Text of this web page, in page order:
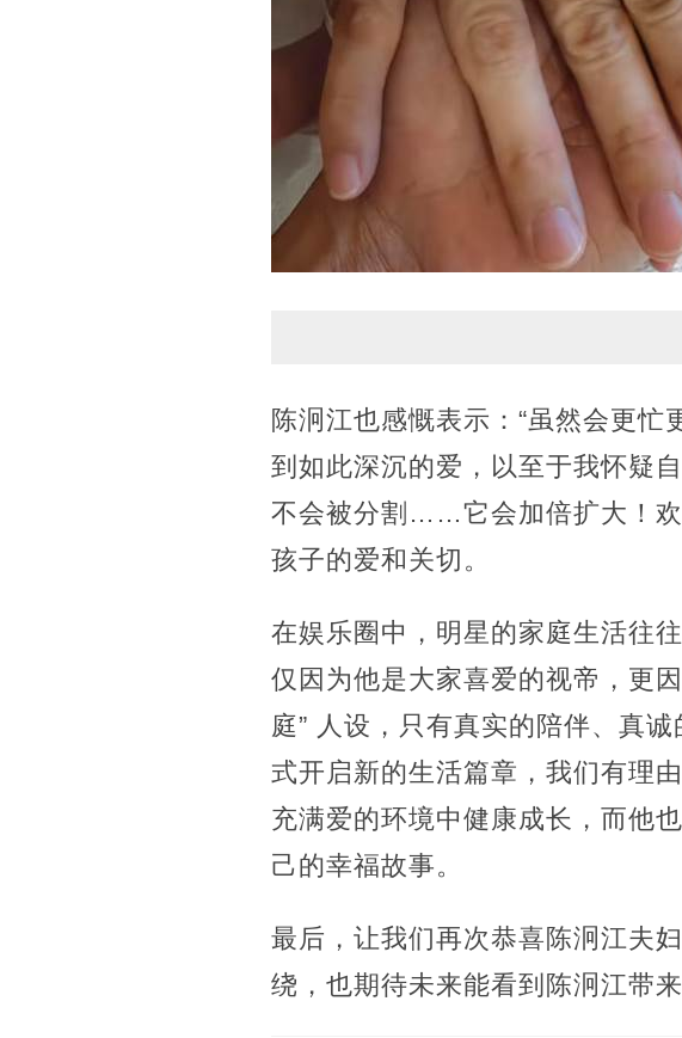
陈泂江也感慨表示：“虽然会更
到如此深沉的爱，以至于我怀疑
不会被分割……它会加倍扩大！欢
孩子的爱和关切。
在娱乐圈中，明星的家庭生活往
仅因为他是大家喜爱的视帝，更
庭” 人设，只有真实的陪伴、真
式开启新的生活篇章，我们有理
充满爱的环境中健康成长，而他
己的幸福故事。​
最后，让我们再次恭喜陈泂江夫
绕，也期待未来能看到陈泂江带